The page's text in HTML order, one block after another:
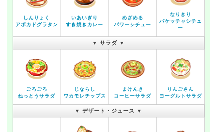
しんりょく
アボカドグラタン
いあいぎり
すき焼きカレー
めざめる
パワーシチュー
なりきり
バケッチャシチュ
ー
▼ サラダ ▼
ごろごろ
ねっとうサラダ
じならし
ワカモレチップス
まけんき
コーヒーサラダ
りんごさん
ヨーグルトサラダ
▼ デザート・ジュース ▼